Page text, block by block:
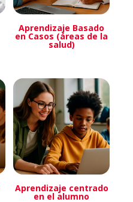
Aprendizaje Basado
en Casos (áreas de la
salud)
Aprendizaje centrado
en el alumno